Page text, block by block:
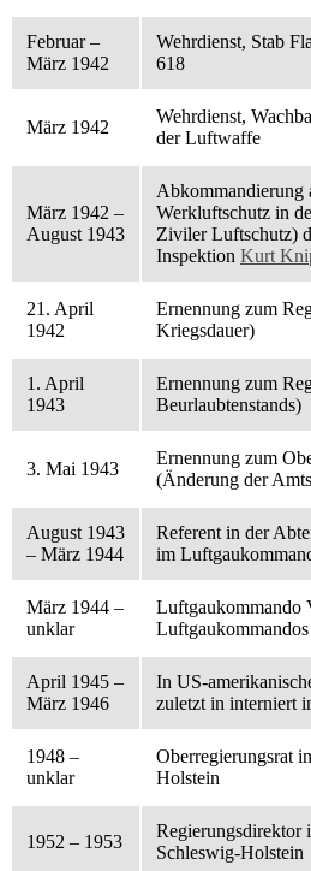
Februar –
März 1942
Wehrdienst, Stab
618
März 1942
Wehrdienst,
der Luftwaffe
März 1942 –
August 1943
Abkommandierung
Werkluftschutz in
Ziviler Luftschutz)
Inspektion Kurt
21. April
1942
Ernennung zum
Kriegsdauer)
1. April
1943
Ernennung zum
Beurlaubtenstands)
3. Mai 1943
Ernennung zum
(Änderung der
August 1943
– März 1944
Referent in der
im
März 1944 –
unklar
Luftgaukommando
April 1945 –
März 1946
In US-
zuletzt in interniert
1948 –
unklar
Oberregierungsrat
Holstein
1952 – 1953
Regierungsdirektor
Schleswig-Holstein